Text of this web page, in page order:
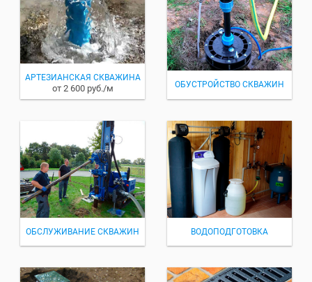
АРТЕЗИАНСКАЯ СКВАЖИНА
от 2 600 руб./м ОБУСТРОЙСТВО СКВАЖИН
ОБСЛУЖИВАНИЕ СКВАЖИН ВОДОПОДГОТОВКА